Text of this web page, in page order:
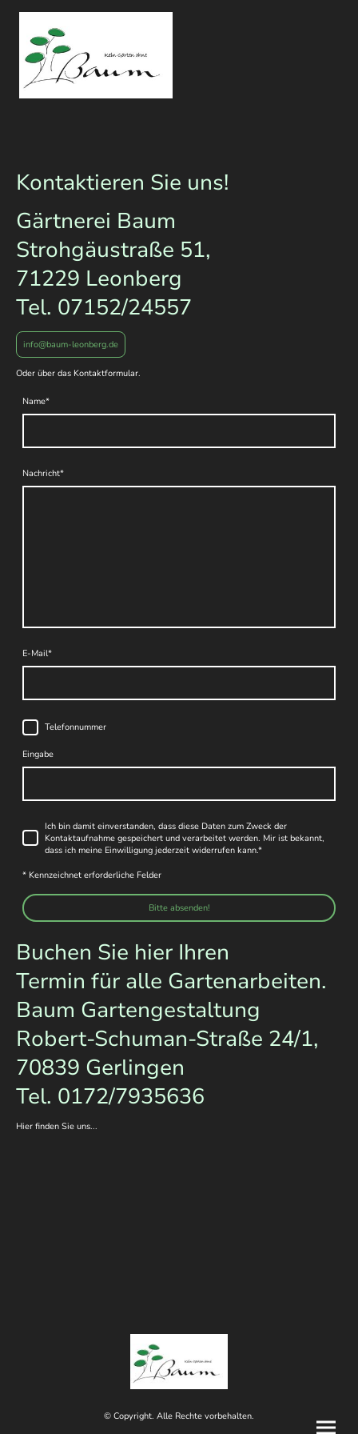
Kontaktieren Sie uns!
Gärtnerei Baum
Strohgäustraße 51,
71229 Leonberg
Tel. 07152/24557
info@baum-leonberg.de
Oder über das Kontaktformular.
Name*
Nachricht*
E-Mail*
Telefonnummer
Eingabe
Ich bin damit einverstanden, dass diese Daten zum Zweck der
Kontaktaufnahme gespeichert und verarbeitet werden. Mir ist bekannt,
dass ich meine Einwilligung jederzeit widerrufen kann.*
* Kennzeichnet erforderliche Felder
Bitte absenden!
Buchen Sie hier Ihren
Termin für alle Gartenarbeiten.
Baum Gartengestaltung
Robert-Schuman-Straße 24/1,
70839 Gerlingen
Tel. 0172/7935636
Hier finden Sie uns...
© Copyright. Alle Rechte vorbehalten.